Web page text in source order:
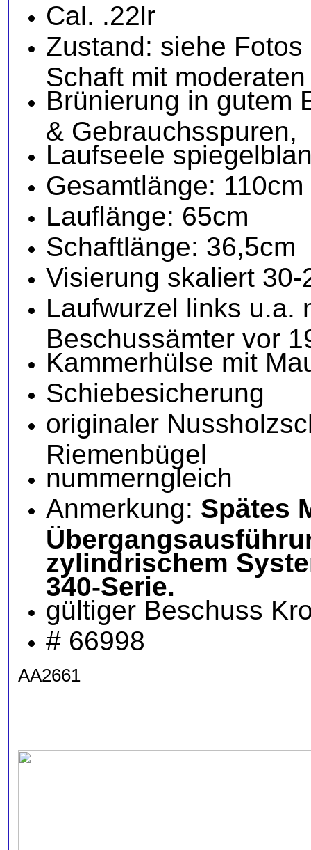
Cal. .22lr
Zustand: siehe
Schaft mit
Brünierung in gutem
& Gebrauchsspuren,
Laufseele
Gesamtlänge: 110cm
Lauflänge: 65cm
Schaftlänge: 36,5cm
Visierung skaliert
Laufwurzel links u.a.
Beschussämter vor
Kammerhülse mit
Schiebesicherung
originaler
Riemenbügel
nummerngleich
Anmerkung: Spätes
zylindrischem
340-Serie.
gültiger Beschuss
# 66998
AA2661